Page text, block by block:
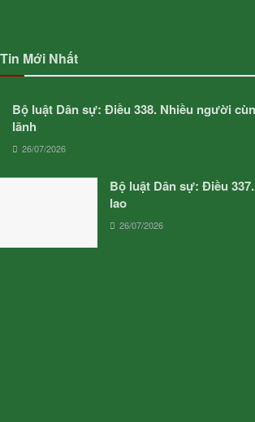
Tin Mới Nhất
Bộ luật Dân sự: Điều 338. Nhiều người
lãnh
26/07/2026
Bộ luật Dân sự: Điều
lao
26/07/2026